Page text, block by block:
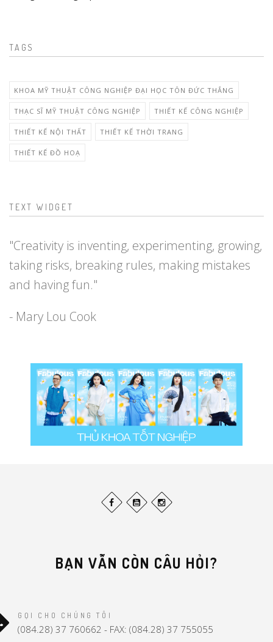
TAGS
KHOA MỸ THUẬT CÔNG NGHIỆP ĐẠI HỌC TÔN ĐỨC THẮNG
THẠC SĨ MỸ THUẬT CÔNG NGHIỆP THIẾT KẾ CÔNG NGHIỆP
THIẾT KẾ NỘI THẤT THIẾT KẾ THỜI TRANG
THIẾT KẾ ĐỒ HOẠ
TEXT WIDGET
"Creativity is inventing, experimenting, growing,
taking risks, breaking rules, making mistakes
and having fun."
- Mary Lou Cook
BẠN VẪN CÒN CÂU HỎI?
GỌI CHO CHÚNG TÔI
(084.28) 37 760662 - FAX: (084.28) 37 755055